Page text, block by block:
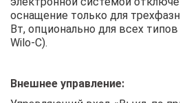
оснащение только для
Вт, опционально для всех
Wilo-C).
Внешнее управление: